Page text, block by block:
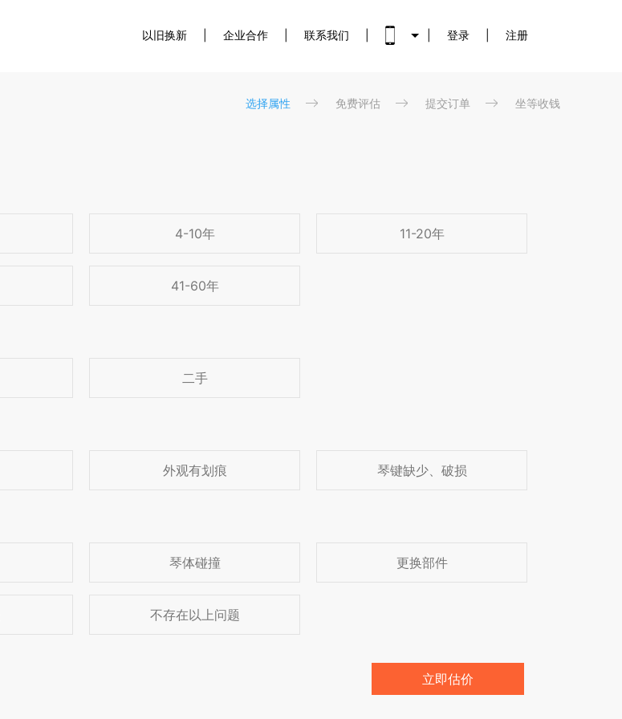
以旧换新 企业合作 联系我们 登录 注册
选择属性 免费评估 提交订单 坐等收钱
4-10年 11-20年
41-60年
二手
外观有划痕 琴键缺少、破损
琴体碰撞 更换部件
不存在以上问题
立即估价